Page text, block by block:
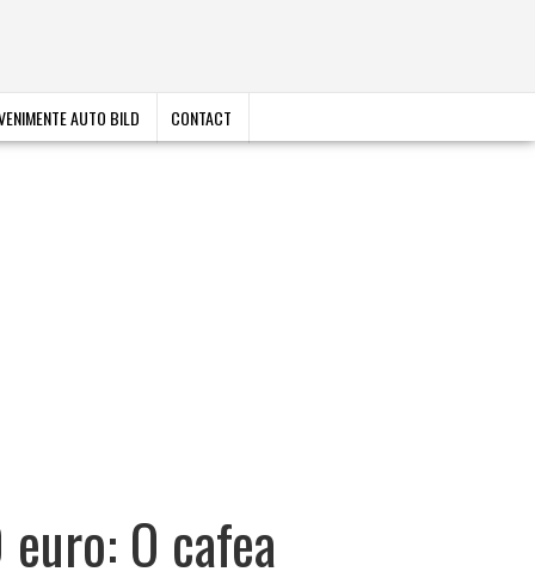
AUTO BILD CONTACT
O cafea